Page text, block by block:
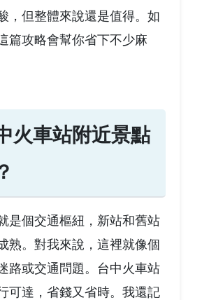
，但整體來說還是值得。如
篇攻略會幫你省下不少麻
火車站附近景點
是個交通樞紐，新站和舊站
熟。對我來說，這裡就像個
路或交通問題。台中火車站
可達，省錢又省時。我還記